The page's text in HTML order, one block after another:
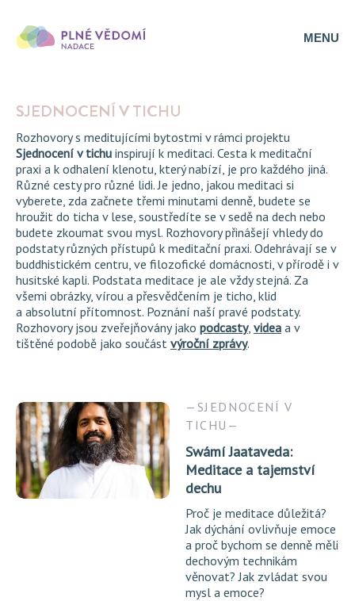
MENU
SJEDNOCENÍ V TICHU
Rozhovory s meditujícími bytostmi v rámci projektu
Sjednocení v tichu inspirují k meditaci. Cesta k meditační
praxi a k odhalení klenotu, který nabízí, je pro každého jiná.
Různé cesty pro různé lidi. Je jedno, jakou meditaci si
vyberete, zda začnete třemi minutami denně, budete se
hroužit do ticha v lese, soustředíte se v sedě na dech nebo
budete zkoumat svou mysl. Rozhovory přinášejí vhledy do
podstaty různých přístupů k meditační praxi. Odehrávají se v
buddhistickém centru, ve filozofické domácnosti, v přírodě i v
husitské kapli. Podstata meditace je ale vždy stejná. Za
všemi obrázky, vírou a přesvědčením je ticho, klid
a absolutní přítomnost. Poznání naší pravé podstaty.
Rozhovory jsou zveřejňovány jako podcasty, videa a v
tištěné podobě jako součást výroční zprávy.
SJEDNOCENÍ V
TICHU
Swámí Jaataveda:
Meditace a tajemství
dechu
Proč je meditace důležitá?
Jak dýchání ovlivňuje emoce
a proč bychom se denně měli
dechovým technikám
věnovat? Jak zvládat svou
mysl a emoce?